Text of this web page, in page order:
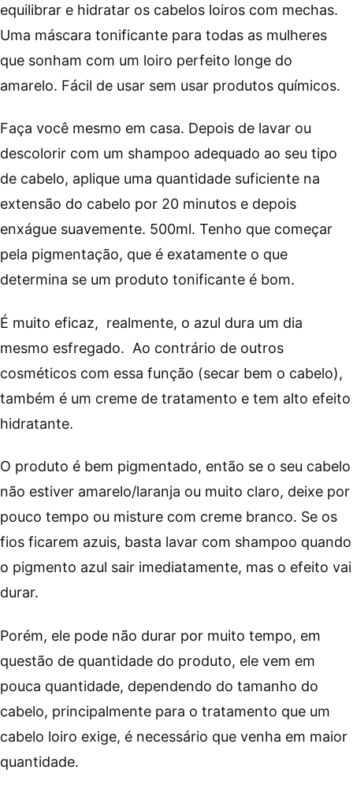
equilibrar e hidratar os cabelos loiros com mechas.
Uma máscara tonificante para todas as mulheres
que sonham com um loiro perfeito longe do
amarelo. Fácil de usar sem usar produtos químicos.
Faça você mesmo em casa. Depois de lavar ou
descolorir com um shampoo adequado ao seu tipo
de cabelo, aplique uma quantidade suficiente na
extensão do cabelo por 20 minutos e depois
enxágue suavemente. 500ml. Tenho que começar
pela pigmentação, que é exatamente o que
determina se um produto tonificante é bom.
É muito eficaz, realmente, o azul dura um dia
mesmo esfregado. Ao contrário de outros
cosméticos com essa função (secar bem o cabelo),
também é um creme de tratamento e tem alto efeito
hidratante.
O produto é bem pigmentado, então se o seu cabelo
não estiver amarelo/laranja ou muito claro, deixe por
pouco tempo ou misture com creme branco. Se os
fios ficarem azuis, basta lavar com shampoo quando
o pigmento azul sair imediatamente, mas o efeito vai
durar.
Porém, ele pode não durar por muito tempo, em
questão de quantidade do produto, ele vem em
pouca quantidade, dependendo do tamanho do
cabelo, principalmente para o tratamento que um
cabelo loiro exige, é necessário que venha em maior
quantidade.